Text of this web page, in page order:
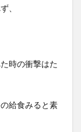
、
時の衝撃はた
給食みると素